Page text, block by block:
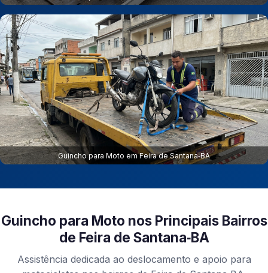
Guincho para Moto em Feira de Santana‑BA
Guincho para Moto nos Principais Bairros
de Feira de Santana‑BA
Assistência dedicada ao deslocamento e apoio para